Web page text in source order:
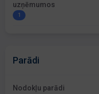
uzņēmumos
1
Parādi
Nodokļu parādi